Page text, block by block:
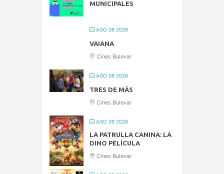
MUNICIPALES
AGO 09 2026
VAIANA
Cines Bulevar
AGO 09 2026
TRES DE MÁS
Cines Bulevar
AGO 09 2026
LA PATRULLA CANINA: LA
DINO PELÍCULA
Cines Bulevar